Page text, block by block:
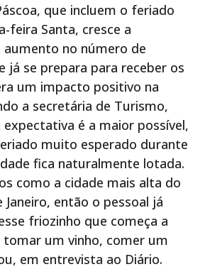
que incluem o feriado
feira Santa, cresce a
no número de
já se prepara para receber os
um impacto positivo na
a secretária de Turismo,
expectativa é a maior possível,
muito esperado durante
fica naturalmente lotada.
como a cidade mais alta do
então o pessoal já
friozinho que começa a
tomar um vinho, comer um
em entrevista ao Diário.